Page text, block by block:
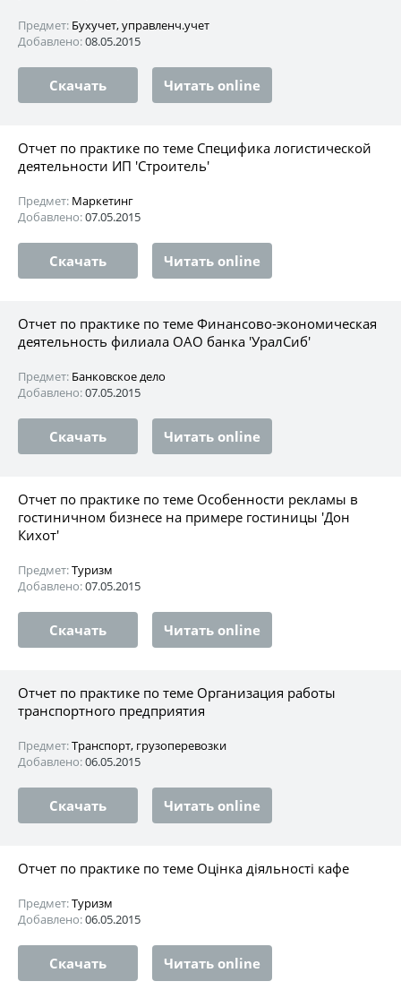
Предмет: Бухучет, управленч.учет
Добавлено:08.05.2015
Скачать Читать online
Отчет по практике по теме Специфика логистической
деятельности ИП 'Строитель'
Предмет: Маркетинг
Добавлено:07.05.2015
Скачать Читать online
Отчет по практике по теме Финансово-экономическая
деятельность филиала ОАО банка 'УралСиб'
Предмет: Банковское дело
Добавлено:07.05.2015
Скачать Читать online
Отчет по практике по теме Особенности рекламы в
гостиничном бизнесе на примере гостиницы 'Дон
Кихот'
Предмет:Туризм
Добавлено:07.05.2015
Скачать Читать online
Отчет по практике по теме Организация работы
транспортного предприятия
Предмет:Транспорт, грузоперевозки
Добавлено:06.05.2015
Скачать Читать online
Отчет по практике по теме Оцінка діяльності кафе
Предмет:Туризм
Добавлено:06.05.2015
Скачать Читать online